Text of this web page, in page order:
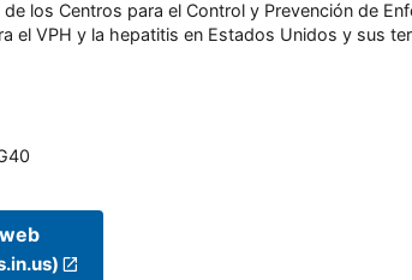
los Centros para el Control y Prevención de
el VPH y la hepatitis en Estados Unidos y sus